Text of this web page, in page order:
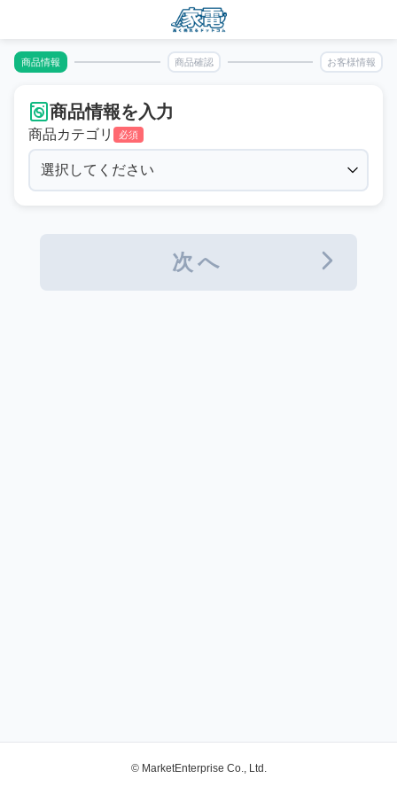
商品情報 商品確認 お客様情報
商品情報を入力
商品カテゴリ 必須
次へ
© MarketEnterprise Co., Ltd.